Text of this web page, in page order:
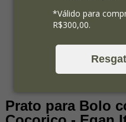
*Válido para
R$300,00.
Prato para Bolo